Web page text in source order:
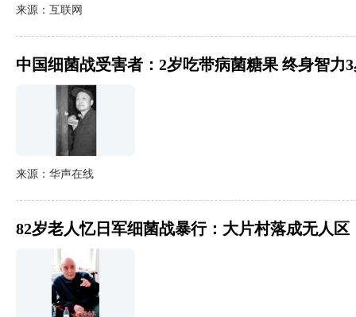
来源：互联网
中国细菌战受害者：2岁吃带病菌糖果 终身智力
来源：华声在线
82岁老人忆日军细菌战暴行：大片村落成无人区